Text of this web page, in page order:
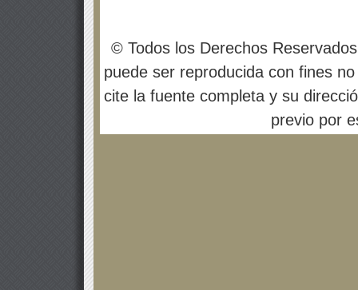
© Todos los Derechos
puede ser reproducida con fines
cite la fuente completa y su
previo por